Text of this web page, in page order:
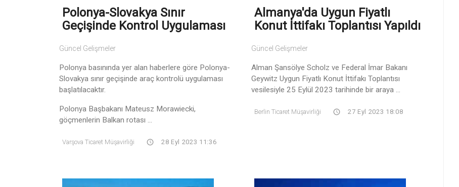
Polonya-Slovakya Sınır
Geçişinde Kontrol Uygulaması
Güncel Gelişmeler
Polonya basınında yer alan haberlere göre Polonya-
Slovakya sınır geçişinde araç kontrolü uygulaması
başlatılacaktır.
Polonya Başbakanı Mateusz Morawiecki,
göçmenlerin Balkan rotası ...
Varşova Ticaret Müşavirliği 28 Eyl 2023 11:36
Almanya'da Uygun Fiyatlı
Konut İttifakı Toplantısı Yapıldı
Güncel Gelişmeler
Alman Şansölye Scholz ve Federal İmar Bakanı
Geywitz Uygun Fiyatlı Konut İttifakı Toplantısı
vesilesiyle 25 Eylül 2023 tarihinde bir araya ...
Berlin Ticaret Müşavirliği 27 Eyl 2023 18:08